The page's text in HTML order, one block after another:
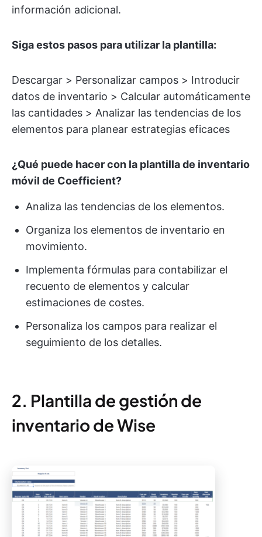
información adicional.
Siga estos pasos para utilizar la plantilla:
Descargar > Personalizar campos > Introducir
datos de inventario > Calcular automáticamente
las cantidades > Analizar las tendencias de los
elementos para planear estrategias eficaces
¿Qué puede hacer con la plantilla de inventario
móvil de Coefficient?
Analiza las tendencias de los elementos.
Organiza los elementos de inventario en
movimiento.
Implementa fórmulas para contabilizar el
recuento de elementos y calcular
estimaciones de costes.
Personaliza los campos para realizar el
seguimiento de los detalles.
2. Plantilla de gestión de
inventario de Wise